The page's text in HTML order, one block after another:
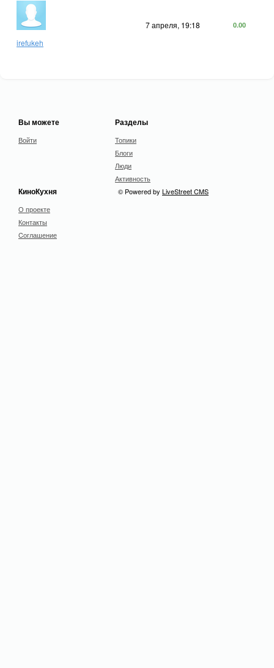
irefukeh
7 апреля, 19:18 0.00
Вы можете
Войти
Разделы
Топики
Блоги
Люди
Активность
КиноКухня
О проекте
Контакты
Cоглашение
© Powered by LiveStreet CMS